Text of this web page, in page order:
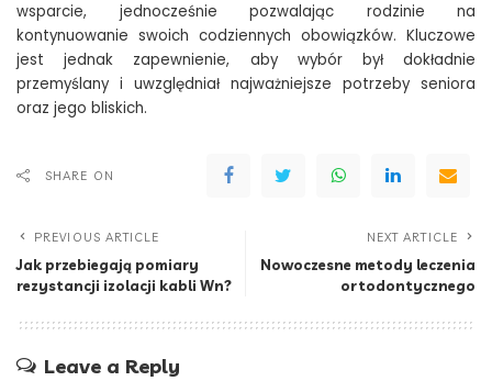
wsparcie, jednocześnie pozwalając rodzinie na
kontynuowanie swoich codziennych obowiązków. Kluczowe
jest jednak zapewnienie, aby wybór był dokładnie
przemyślany i uwzględniał najważniejsze potrzeby seniora
oraz jego bliskich.
SHARE ON
PREVIOUS ARTICLE
Jak przebiegają pomiary
rezystancji izolacji kabli Wn?
NEXT ARTICLE
Nowoczesne metody leczenia
ortodontycznego
Leave a Reply